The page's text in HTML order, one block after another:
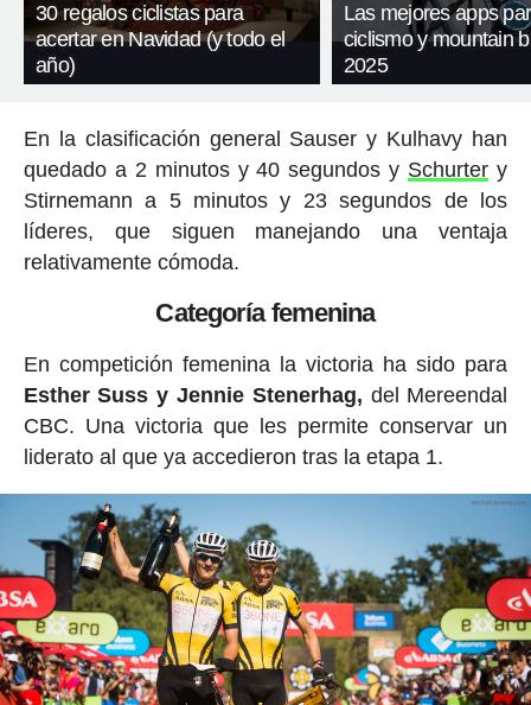
30 regalos ciclistas para
acertar en Navidad (y todo el
año)
Las mejores apps
ciclismo y mountain
2025
En la clasificación general Sauser y Kulhavy han
quedado a 2 minutos y 40 segundos y Schurter y
Stirnemann a 5 minutos y 23 segundos de los
líderes, que siguen manejando una ventaja
relativamente cómoda.
Categoría femenina
En competición femenina la victoria ha sido para
Esther Suss y Jennie Stenerhag, del Mereendal
CBC. Una victoria que les permite conservar un
liderato al que ya accedieron tras la etapa 1.